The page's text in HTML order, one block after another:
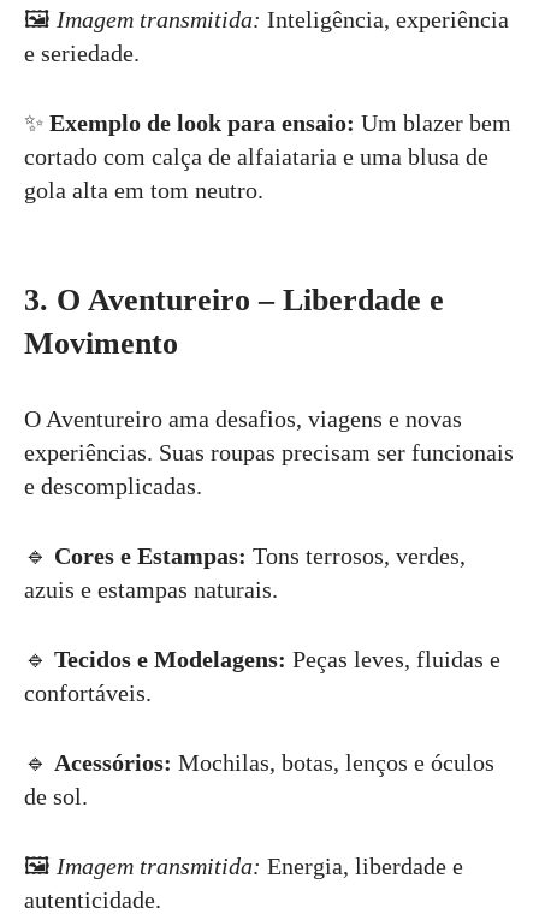
🖼 Imagem transmitida: Inteligência, experiência
e seriedade.
✨ Exemplo de look para ensaio: Um blazer bem
cortado com calça de alfaiataria e uma blusa de
gola alta em tom neutro.
3. O Aventureiro – Liberdade e
Movimento
O Aventureiro ama desafios, viagens e novas
experiências. Suas roupas precisam ser funcionais
e descomplicadas.
🔹 Cores e Estampas: Tons terrosos, verdes,
azuis e estampas naturais.
🔹 Tecidos e Modelagens: Peças leves, fluidas e
confortáveis.
🔹 Acessórios: Mochilas, botas, lenços e óculos
de sol.
🖼 Imagem transmitida: Energia, liberdade e
autenticidade.